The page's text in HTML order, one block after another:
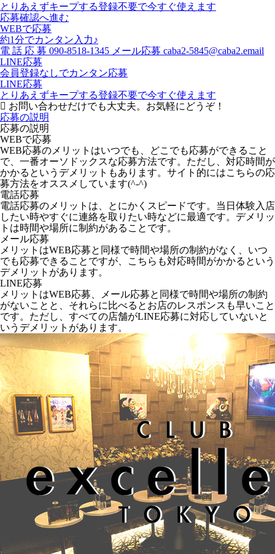
とりあえずキープする登録不要で今すぐ使えます
応募確認へ進む
WEBで応募
約1分でカンタン入力♪
電 話 応 募 090-8518-1345 メール応募 caba2-5845@caba2.email
LINE応募
会員登録なしでカンタン応募
LINE応募
とりあえずキープする登録不要で今すぐ使えます
お問い合わせだけでも大丈夫。お気軽にどうぞ！
応募の説明
応募の説明
WEBで応募
WEB応募のメリットはいつでも、どこでも応募ができること
で、一番オーソドックスな応募方法です。ただし、対応時間が
かかるというデメリットもあります。サイト的にはこちらの応
募方法をオススメしています(^-^)
電話応募
電話応募のメリットは、とにかくスピードです。当日体験入店
したい時やすぐに連絡を取りたい時などに最適です。デメリッ
トは時間や場所に制約があることです。
メール応募
メリットはWEB応募と同様で時間や場所の制約がなく、いつ
でも応募できることですが、こちらも対応時間がかかるという
デメリットがあります。
LINE応募
メリットはWEB応募、メール応募と同様で時間や場所の制約
がないことと、それらに比べるとお店のレスポンスも早いこと
です。ただし、すべての店舗がLINE応募に対応していないと
いうデメリットがあります。